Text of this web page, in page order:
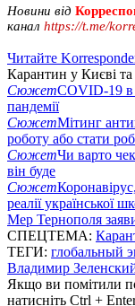
Новини від
канал https://t.me/
Читайте
Карантин у Києві та
СюжетCOVID-19 в
пандемії
СюжетМітинг
роботу або стати
СюжетЧи варто
він буде
Сюжет
реалії української
Мер Тернополя
СПЕЦТЕМА:
ТЕГИ: глобальный
Владимир
Якщо ви помітили
натисніть Ctrl +